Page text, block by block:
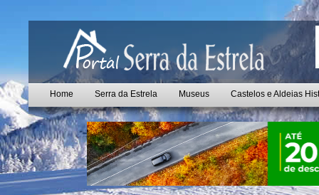
Home Serra da Estrela Museus Castelos e Aldeias